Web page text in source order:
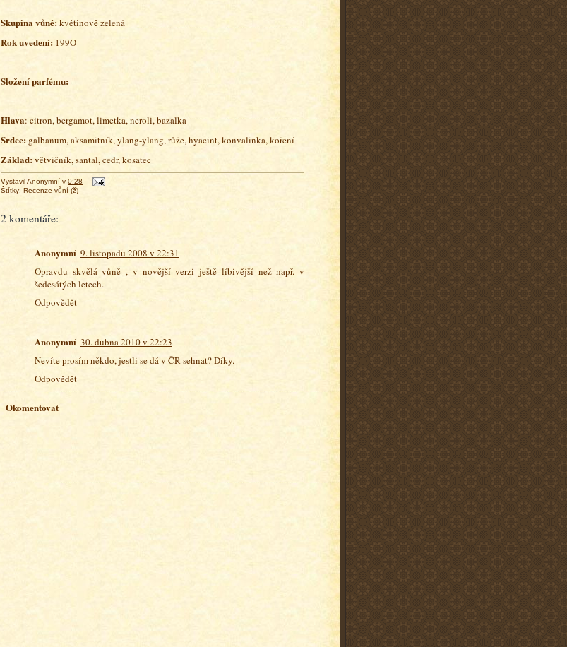
Skupina vůně:květinově zelená
Rok uvedení: 199O
Složení parfému:
Hlava: citron, bergamot, limetka, neroli, bazalka
Srdce: galbanum, aksamitník, ylang-ylang, růže, hyacint, konvalinka, koření
Základ:větvičník, santal, cedr, kosatec
VystavilAnonymní v 0:28
Štítky: Recenze vůní (ž)
2 komentáře:
Anonymní 9. listopadu 2008 v 22:31
Opravdu skvělá vůně , v novější verzi ještě líbivější než např. v
šedesátých letech.
Odpovědět
Anonymní 30. dubna 2010 v 22:23
Nevíte prosím někdo, jestli se dá v ČR sehnat? Díky.
Odpovědět
Okomentovat